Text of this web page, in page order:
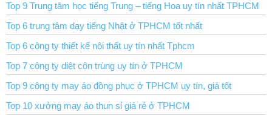
Top 9 Trung tâm học tiếng Trung – tiếng Hoa uy tín nhất TPHCM
Top 6 trung tâm dạy tiếng Nhật ở TPHCM tốt nhất
Top 6 công ty thiết kế nội thất uy tín nhất Tphcm
Top 7 công ty diệt côn trùng uy tín ở TPHCM
Top 9 công ty may áo đồng phục ở TPHCM uy tín, giá tốt
Top 10 xưởng may áo thun sỉ giá rẻ ở TPHCM